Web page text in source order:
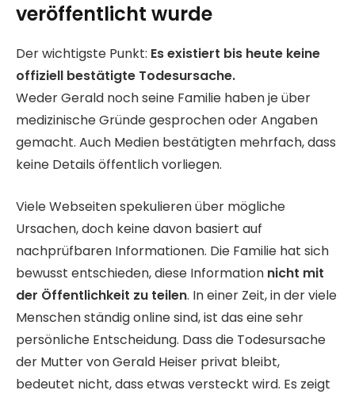
veröffentlicht wurde
Der wichtigste Punkt: Es existiert bis heute keine
offiziell bestätigte Todesursache.
Weder Gerald noch seine Familie haben je über
medizinische Gründe gesprochen oder Angaben
gemacht. Auch Medien bestätigten mehrfach, dass
keine Details öffentlich vorliegen.
Viele Webseiten spekulieren über mögliche
Ursachen, doch keine davon basiert auf
nachprüfbaren Informationen. Die Familie hat sich
bewusst entschieden, diese Information nicht mit
der Öffentlichkeit zu teilen. In einer Zeit, in der viele
Menschen ständig online sind, ist das eine sehr
persönliche Entscheidung. Dass die Todesursache
der Mutter von Gerald Heiser privat bleibt,
bedeutet nicht, dass etwas versteckt wird. Es zeigt